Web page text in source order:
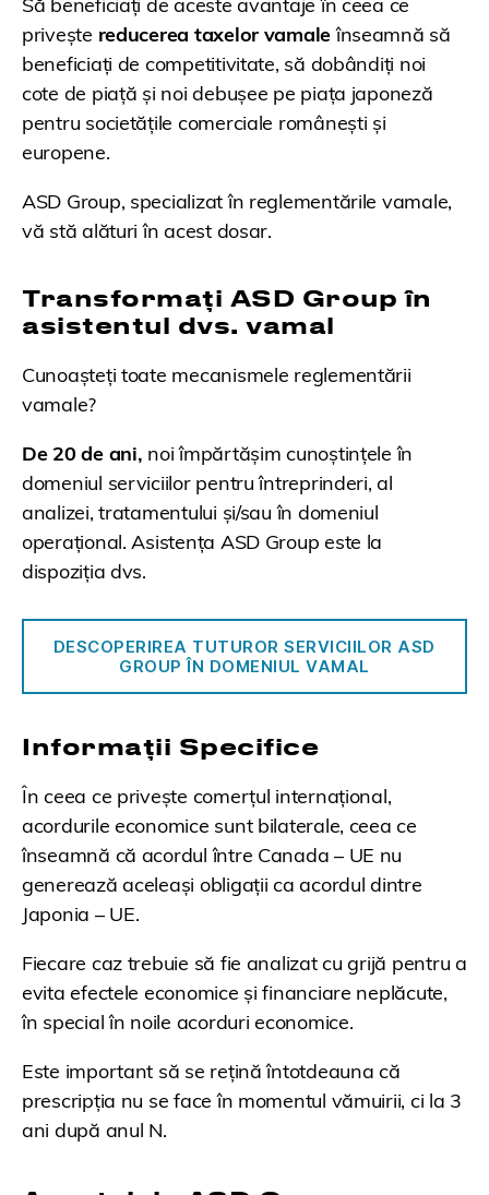
privește reducerea taxelor vamaleînseamnă să
beneficiați de competitivitate, să dobândiți noi
cote de piață și noi debușee pe piața japoneză
pentru societățile comerciale românești și
europene.
ASD Group, specializat în reglementările vamale,
vă stă alături în acest dosar.
Transformați ASD Group în
asistentul dvs. vamal
Cunoașteți toate mecanismele reglementării
vamale?
De 20 de ani, noi împărtășim cunoștințele în
domeniul serviciilor pentru întreprinderi, al
analizei, tratamentului și/sau în domeniul
operațional. Asistența ASD Group este la
dispoziția dvs.
DESCOPERIREA TUTUROR SERVICIILOR ASD
GROUP ÎN DOMENIUL VAMAL
Informații Specifice
În ceea ce privește comerțul internațional,
acordurile economice sunt bilaterale, ceea ce
înseamnă că acordul între Canada – UE nu
generează aceleași obligații ca acordul dintre
Japonia – UE.
Fiecare caz trebuie să fie analizat cu grijă pentru a
evita efectele economice și financiare neplăcute,
în special în noile acorduri economice.
Este important să se rețină întotdeauna că
prescripția nu se face în momentul vămuirii, ci la 3
ani după anul N.